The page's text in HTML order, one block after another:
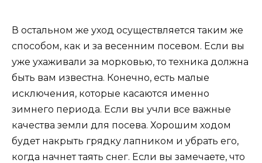
В остальном же уход осуществляется таким же
способом, как и за весенним посевом. Если вы
уже ухаживали за морковью, то техника должна
быть вам известна. Конечно, есть малые
исключения, которые касаются именно
зимнего периода. Если вы учли все важные
качества земли для посева. Хорошим ходом
будет накрыть грядку лапником и убрать его,
когда начнет таять снег. Если вы замечаете, что